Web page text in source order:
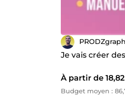
Je vais créer
À partir de
Budget moyen :